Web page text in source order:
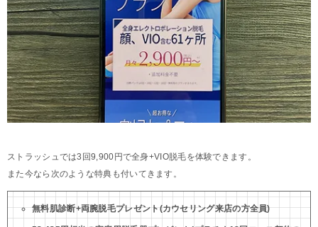
ストラッシュでは3回9,900円で全身+VIO脱毛を体験できます。
また今なら次のような特典も付いてきます。
無料肌診断+両腕脱毛プレゼント(カウセリング来店の方全員)